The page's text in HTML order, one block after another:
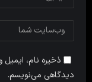
ذخیره نام،
دیدگاهی می‌نویسم.